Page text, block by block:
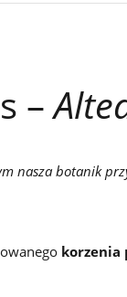
–
nasza botanik
korzenia